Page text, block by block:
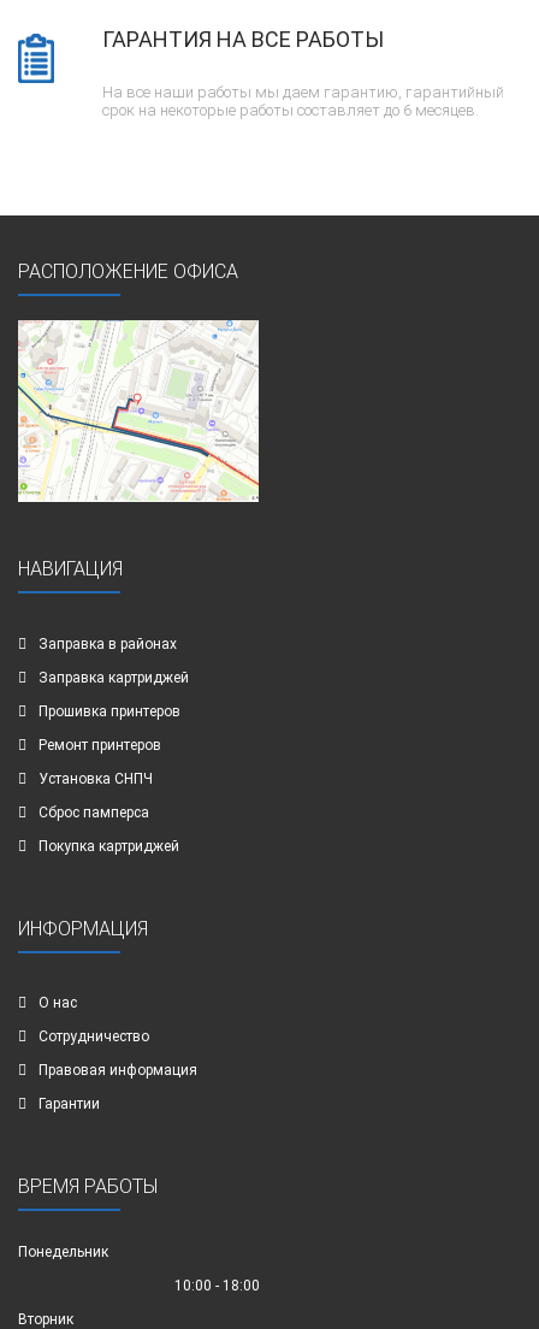
ГАРАНТИЯ НА ВСЕ РАБОТЫ
На все наши работы мы даем гарантию, гарантийный
срок на некоторые работы составляет до 6 месяцев.
РАСПОЛОЖЕНИЕ ОФИСА
НАВИГАЦИЯ
Заправка в районах
Заправка картриджей
Прошивка принтеров
Ремонт принтеров
Установка СНПЧ
Сброс памперса
Покупка картриджей
ИНФОРМАЦИЯ
О нас
Сотрудничество
Правовая информация
Гарантии
ВРЕМЯ РАБОТЫ
Понедельник
10:00 - 18:00
Вторник